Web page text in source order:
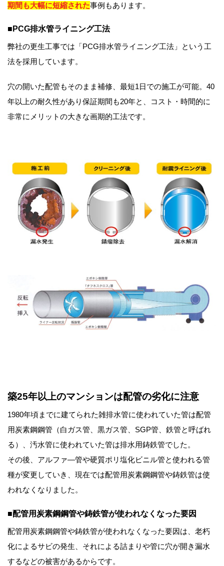
期間も大幅に短縮された事例もあります。
■PCG排水管ライニング工法
弊社の更生工事では「PCG排水管ライニング工法」という工
法を採用しています。
穴の開いた配管もそのまま補修、最短1日での施工が可能。40
年以上の耐久性があり保証期間も20年と、コスト・時間的に
非常にメリットの大きな画期的工法です。
築25年以上のマンションは配管の劣化に注意
1980年頃までに建てられた雑排水管に使われていた管は配管
用炭素鋼鋼管（白ガス管、黒ガス管、SGP管、鉄管と呼ばれ
る）、汚水管に使われていた管は排水用鋳鉄管でした。
その後、アルファ―管や硬質ポリ塩化ビニル管と使われる管
種が変更していき、現在では配管用炭素鋼鋼管や鋳鉄管は使
われなくなりました。
■配管用炭素鋼鋼管や鋳鉄管が使われなくなった要因
配管用炭素鋼鋼管や鋳鉄管が使われなくなった要因は、老朽
化によるサビの発生、それによる詰まりや管に穴が開き漏水
するなどの被害があるからです。